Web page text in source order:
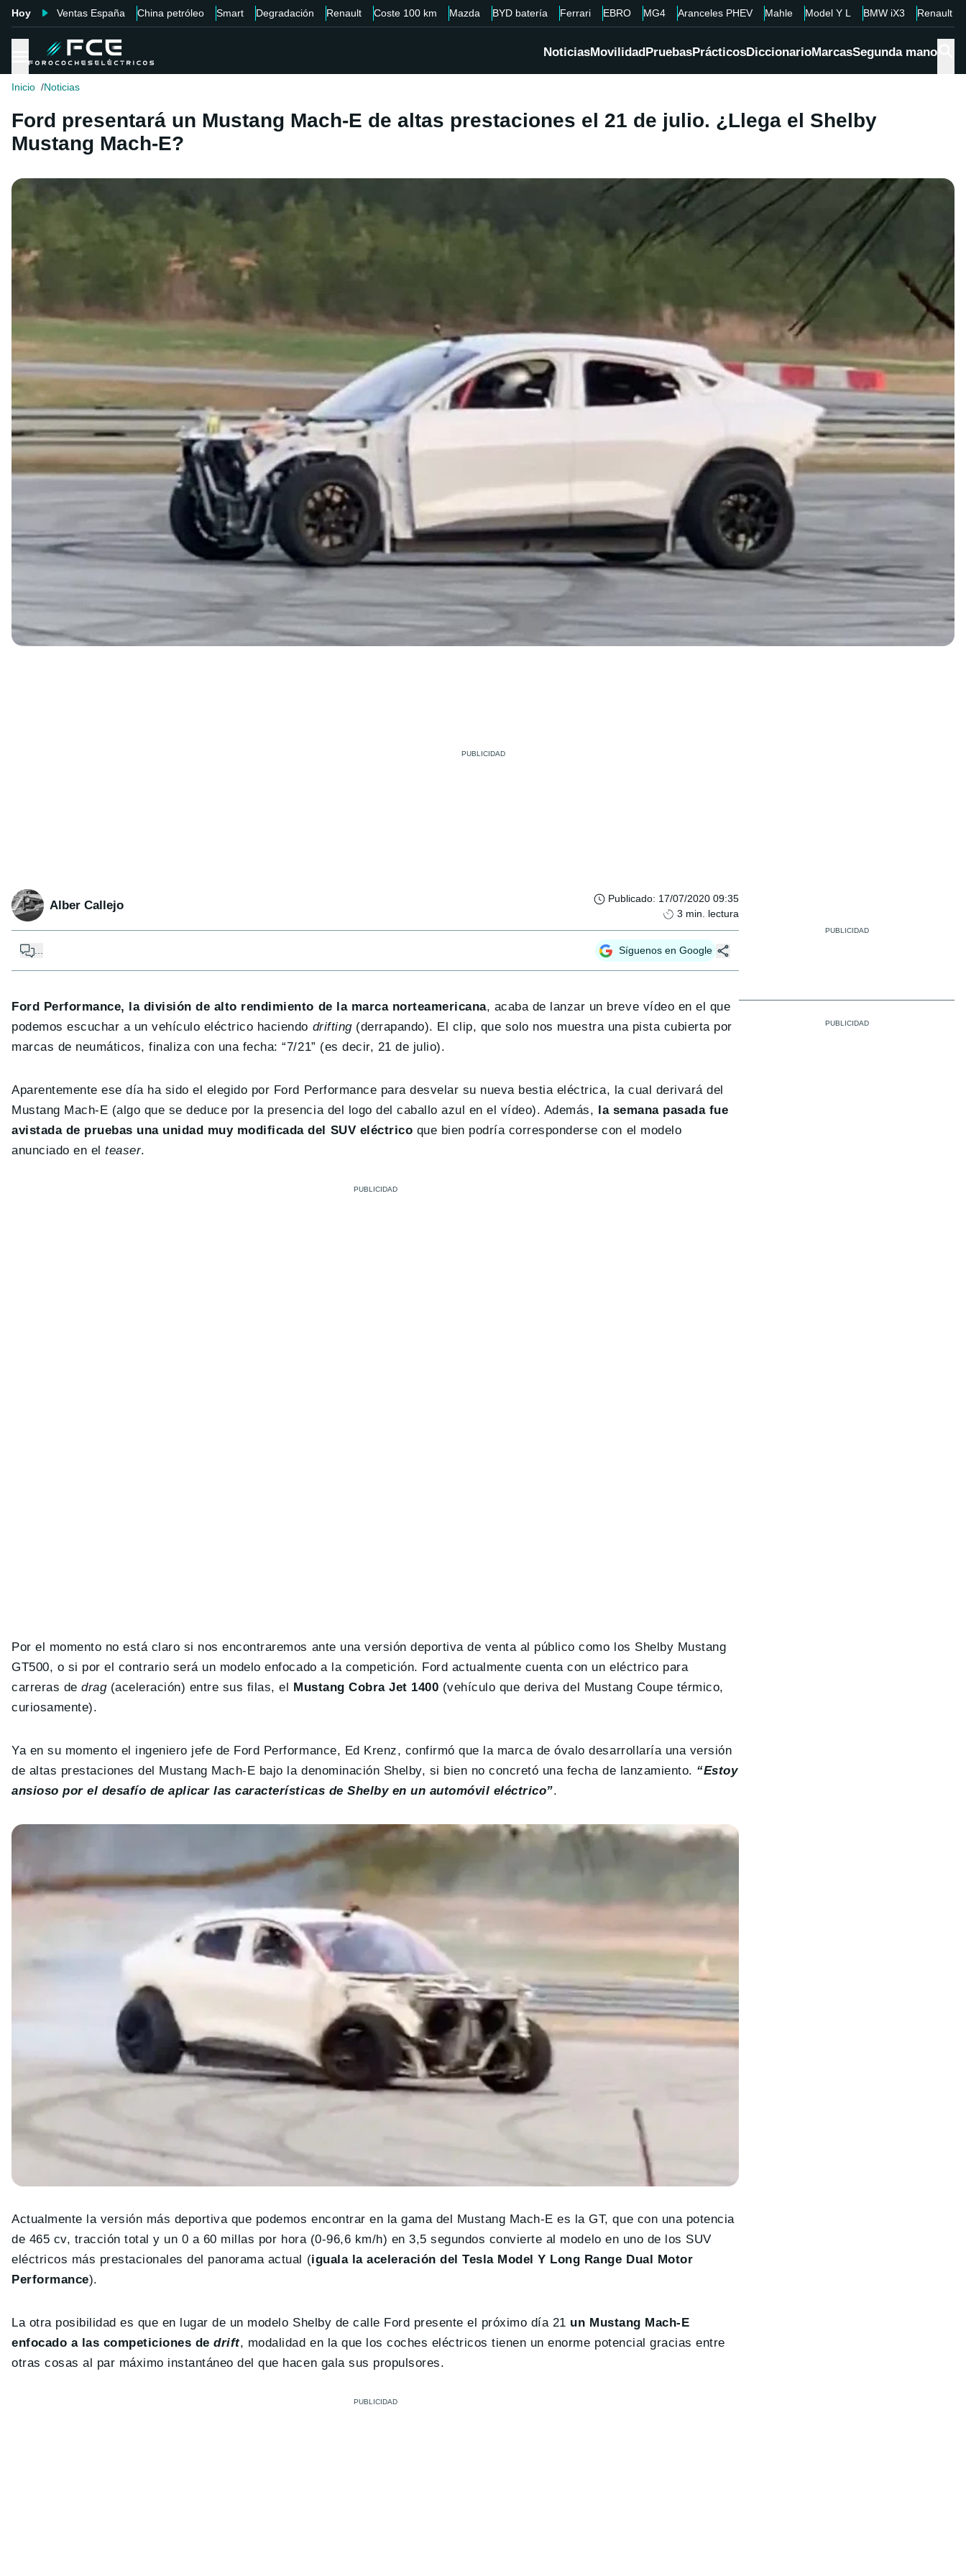
Hoy Ventas España China petróleo Smart Degradación Renault Coste 100 km Mazda BYD batería Ferrari EBRO MG4 Aranceles PHEV Mahle Model Y L BMW iX3 Renault
NoticiasMovilidadPruebasPrácticosDiccionarioMarcasSegunda mano
Inicio Noticias
Ford presentará un Mustang Mach-E de altas prestaciones el 21 de julio. ¿Llega el Shelby
Mustang Mach-E?
Alber Callejo Publicado: 17/07/2020 09:35
3 min. lectura
... Síguenos en Google
Ford Performance, la división de alto rendimiento de la marca norteamericana, acaba de lanzar un breve vídeo en el que
podemos escuchar a un vehículo eléctrico haciendo drifting(derrapando). El clip, que solo nos muestra una pista cubierta por
marcas de neumáticos, finaliza con una fecha: “7/21” (es decir, 21 de julio).
Aparentemente ese día ha sido el elegido por Ford Performance para desvelar su nueva bestia eléctrica, la cual derivará del
Mustang Mach-E (algo que se deduce por la presencia del logo del caballo azul en el vídeo). Además, la semana pasada fue
avistada de pruebas una unidad muy modificada del SUV eléctrico que bien podría corresponderse con el modelo
anunciado en elteaser.
Por el momento no está claro si nos encontraremos ante una versión deportiva de venta al público como los Shelby Mustang
GT500, o si por el contrario será un modelo enfocado a la competición. Ford actualmente cuenta con un eléctrico para
carreras dedrag(aceleración) entre sus filas, el Mustang Cobra Jet 1400 (vehículo que deriva del Mustang Coupe térmico,
curiosamente).
Ya en su momento el ingeniero jefe de Ford Performance, Ed Krenz, confirmó que la marca de óvalo desarrollaría una versión
de altas prestaciones del Mustang Mach-E bajo la denominación Shelby, si bien no concretó una fecha de lanzamiento. “Estoy
ansioso por el desafío de aplicar las características de Shelby en un automóvil eléctrico”.
Actualmente la versión más deportiva que podemos encontrar en la gama del Mustang Mach-E es la GT, que con una potencia
de 465 cv, tracción total y un 0 a 60 millas por hora (0-96,6 km/h) en 3,5 segundos convierte al modelo en uno de los SUV
eléctricos más prestacionales del panorama actual (iguala la aceleración del Tesla Model Y Long Range Dual Motor
Performance).
La otra posibilidad es que en lugar de un modelo Shelby de calle Ford presente el próximo día 21 un Mustang Mach-E
enfocado a las competiciones dedrift, modalidad en la que los coches eléctricos tienen un enorme potencial gracias entre
otras cosas al par máximo instantáneo del que hacen gala sus propulsores.